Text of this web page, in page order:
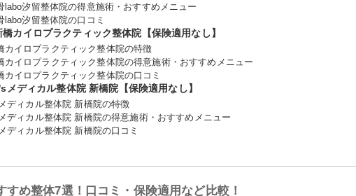
labo汐留整体院の得意施術・おすすめメニュー
labo汐留整体院の口コミ
カイロプラクティック整体院【保険適用なし】
カイロプラクティック整体院の特徴
カイロプラクティック整体院の得意施術・おすすめメニュー
カイロプラクティック整体院の口コミ
ディカル整体院 新橋院【保険適用なし】
ディカル整体院 新橋院の特徴
ディカル整体院 新橋院の得意施術・おすすめメニュー
ディカル整体院 新橋院の口コミ
すめ整体7選！口コミ・保険適用など比較！